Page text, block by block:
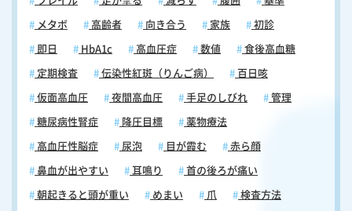
しびれが水疱に先行して現れることがあります。唇に水疱ができた際、
顎や頬への痛みを伴っている場合は、口唇ヘルペスではなく帯状疱疹の
疱疹は、口内炎や口唇ヘルペスと混同されやすい部位です。片側に集中
した水疱・びらんと強い神経痛様の痛み、顎や頬への痛みの広がりが重
療機関を受診してください。 咳・吐き気は帯状疱疹と関係がある？ 帯
状疱疹の症状といえば皮膚の水疱や神経痛が広く知られていますが、咳
が帯状疱疹と無関係とは言い切れないケースがあります。まず咳につい
てですが、帯状疱疹そのものが気道に炎症を起こして直接咳を引き起こ
合、呼吸のたびに強い神経痛が走ることがあり、その痛みをかばうよう
メタボ 高齢者 向き合う 家族 初診
即日 HbA1c 高血圧症 数値 食後高血糖
定期検査 伝染性紅斑（りんご病） 百日咳
仮面高血圧 夜間高血圧 手足のしびれ 管理
糖尿病性腎症 降圧目標 薬物療法
高血圧性脳症 尿泡 目が霞む 赤ら顔
鼻血が出やすい 耳鳴り 首の後ろが痛い
朝起きると頭が重い めまい 爪 検査方法